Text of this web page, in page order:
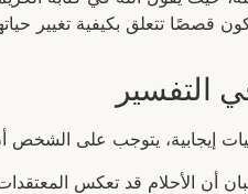
قصصًا تتعلق بكيفية تغيير
التفسير
إيجابية، يتوجب على
أن الأحلام قد تعكس